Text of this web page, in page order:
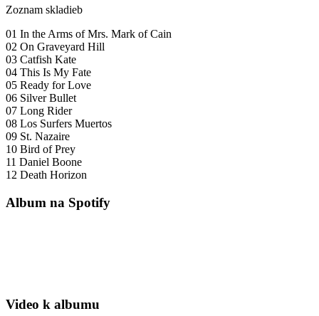
Zoznam skladieb
01 In the Arms of Mrs. Mark of Cain
02 On Graveyard Hill
03 Catfish Kate
04 This Is My Fate
05 Ready for Love
06 Silver Bullet
07 Long Rider
08 Los Surfers Muertos
09 St. Nazaire
10 Bird of Prey
11 Daniel Boone
12 Death Horizon
Album na Spotify
Video k albumu